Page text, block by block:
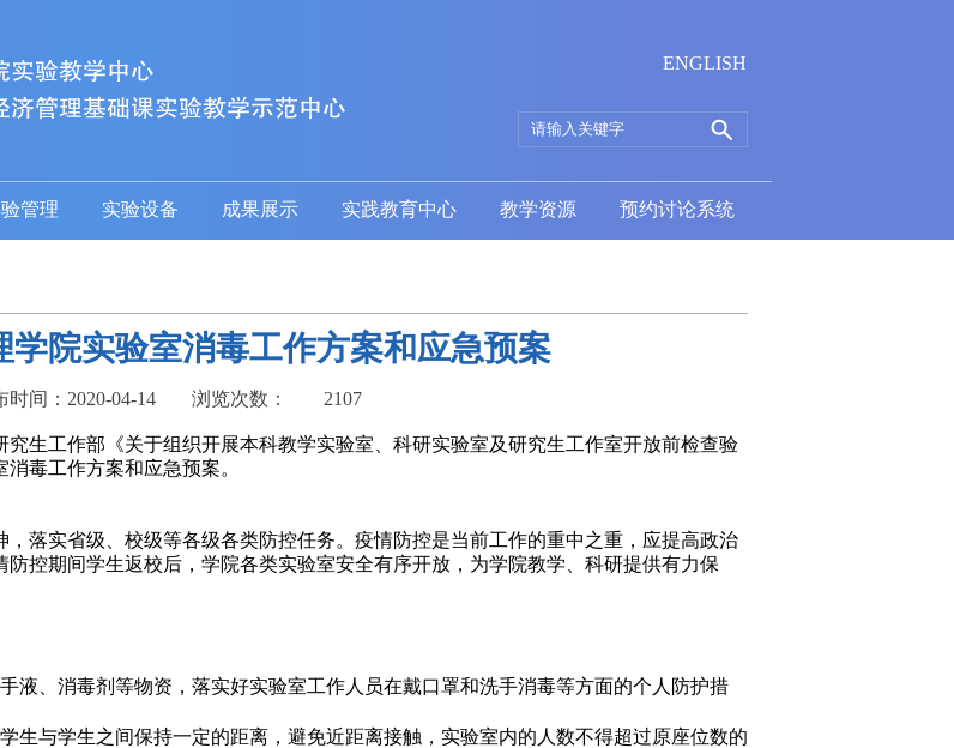
ENGLISH
管理 实验设备 成果展示 实践教育中心 教学资源 预约讨论系统
学院实验室消毒工作方案和应急预案
时间：2020-04-14 浏览次数： 2107
生工作部《关于组织开展本科教学实验室、科研实验室及研究生工作室开放前检查验
毒工作方案和应急预案。
落实省级、校级等各级各类防控任务。疫情防控是当前工作的重中之重，应提高政治
控期间学生返校后，学院各类实验室安全有序开放，为学院教学、科研提供有力保
液、消毒剂等物资，落实好实验室工作人员在戴口罩和洗手消毒等方面的个人防护措
生与学生之间保持一定的距离，避免近距离接触，实验室内的人数不得超过原座位数的